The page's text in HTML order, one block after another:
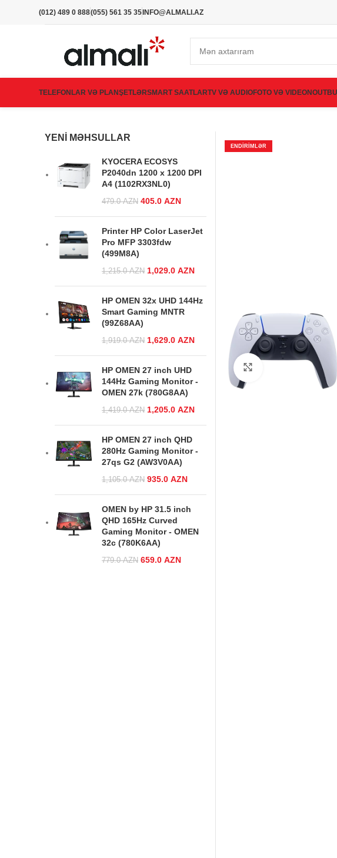
(012) 489 0 888(055) 561 35 35INFO@ALMALI.AZ
TELEFONLAR VƏ PLANŞETLƏRSMART SAATLARTV VƏ AUDIOFOTO VƏ VIDEO
ENDIRIMLƏR
Click to enlarge
YENI MƏHSULLAR
KYOCERA ECOSYS
P2040dn 1200 x 1200 DPI
A4 (1102RX3NL0)
479.0AZN Original price was:
405.0 AZN
405.0 AZN.
Printer HP Color LaserJet
Pro MFP 3303fdw
(499M8A)
1,215.0AZN Original price
1,215.0 AZN.
1,029.0 AZN
1,029.0 AZN.
HP OMEN 32x UHD 144Hz
Smart Gaming MNTR
(99Z68AA)
1,919.0AZN Original price
1,919.0 AZN.
1,629.0 AZN Current price
1,629.0 AZN.
HP OMEN 27 inch UHD
144Hz Gaming Monitor -
OMEN 27k (780G8AA)
1,419.0AZN Original price
1,419.0 AZN.
1,205.0 AZN
HP OMEN 27 inch QHD
280Hz Gaming Monitor -
27qs G2 (AW3V0AA)
1,105.0AZN Original price
1,105.0 AZN.
935.0 AZN
OMEN by HP 31.5 inch
QHD 165Hz Curved
Gaming Monitor - OMEN
32c (780K6AA)
779.0AZN Original price was:
659.0 AZN